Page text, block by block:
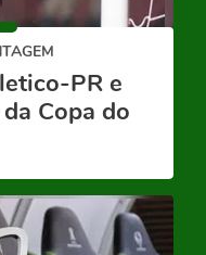
PR e
Copa do